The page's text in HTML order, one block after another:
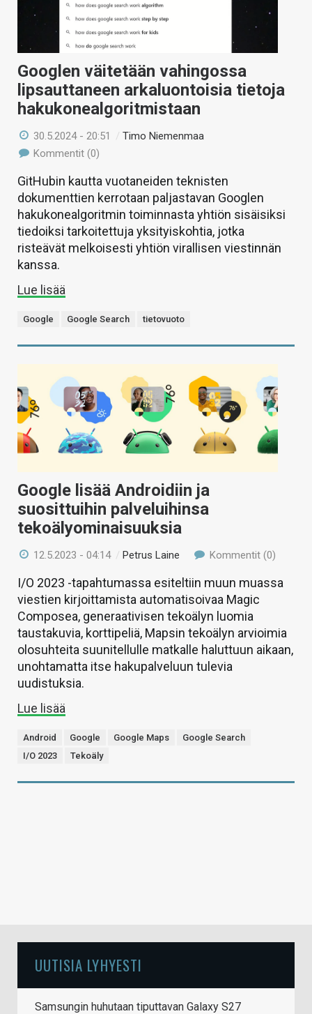
VAIHDA TEEMA
HAKU
Googlen väitetään vahingossa
lipsauttaneen arkaluontoisia tietoja
hakukonealgoritmistaan
30.5.2024 - 20:51 /Timo Niemenmaa
Kommentit (0)
GitHubin kautta vuotaneiden teknisten
dokumenttien kerrotaan paljastavan Googlen
hakukonealgoritmin toiminnasta yhtiön sisäisiksi
tiedoiksi tarkoitettuja yksityiskohtia, jotka
risteävät melkoisesti yhtiön virallisen viestinnän
kanssa.
Lue lisää
Google Google Search tietovuoto
Google lisää Androidiin ja
suosittuihin palveluihinsa
tekoälyominaisuuksia
12.5.2023 - 04:14 / Petrus Laine Kommentit (0)
I/O 2023 -tapahtumassa esiteltiin muun muassa
viestien kirjoittamista automatisoivaa Magic
Composea, generaativisen tekoälyn luomia
taustakuvia, korttipeliä, Mapsin tekoälyn arvioimia
olosuhteita suunitellulle matkalle haluttuun aikaan,
unohtamatta itse hakupalveluun tulevia
uudistuksia.
Lue lisää
Android Google Google Maps
Google Search
I/O 2023
Tekoäly
UUTISIA LYHYESTI
Samsungin huhutaan tiputtavan Galaxy S27